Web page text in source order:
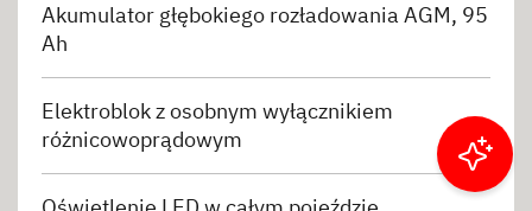
Akumulator głębokiego rozładowania AGM, 95
Ah
Elektroblok z osobnym wyłącznikiem
różnicowoprądowym
Filtruj wyniki